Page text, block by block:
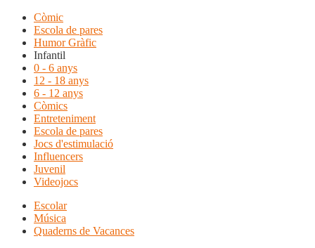
Còmic
Escola de pares
Humor Gràfic
Infantil
0 - 6 anys
12 - 18 anys
6 - 12 anys
Còmics
Entreteniment
Escola de pares
Jocs d'estimulació
Influencers
Juvenil
Videojocs
Escolar
Música
Quaderns de Vacances